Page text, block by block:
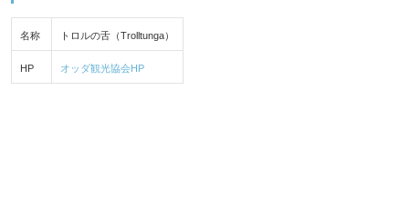
名称 トロルの舌（Trolltunga）
HP オッダ観光協会HP